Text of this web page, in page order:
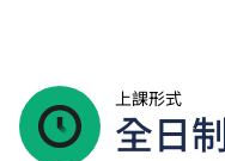
上課形式
全日制